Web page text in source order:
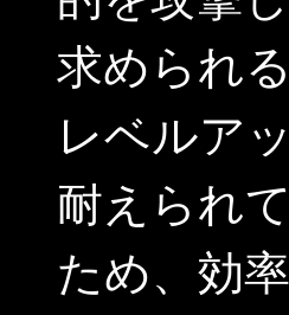
求められ
レベルア
耐えられ
ため、効